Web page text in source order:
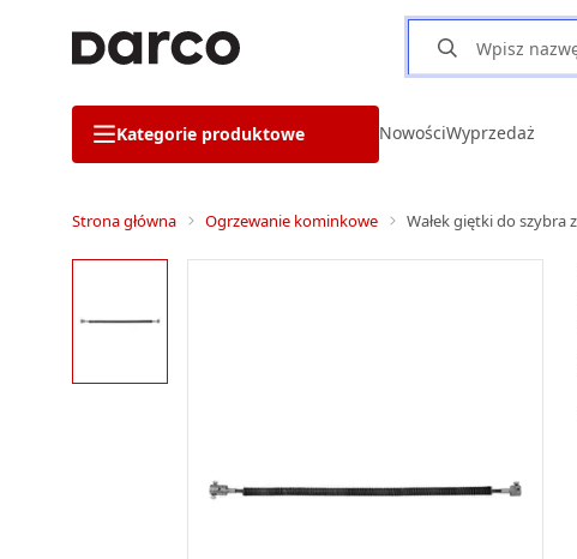
Kategorie produktowe NowościWyprzedaż
Strona główna Ogrzewanie kominkowe Wałek giętki do szybra